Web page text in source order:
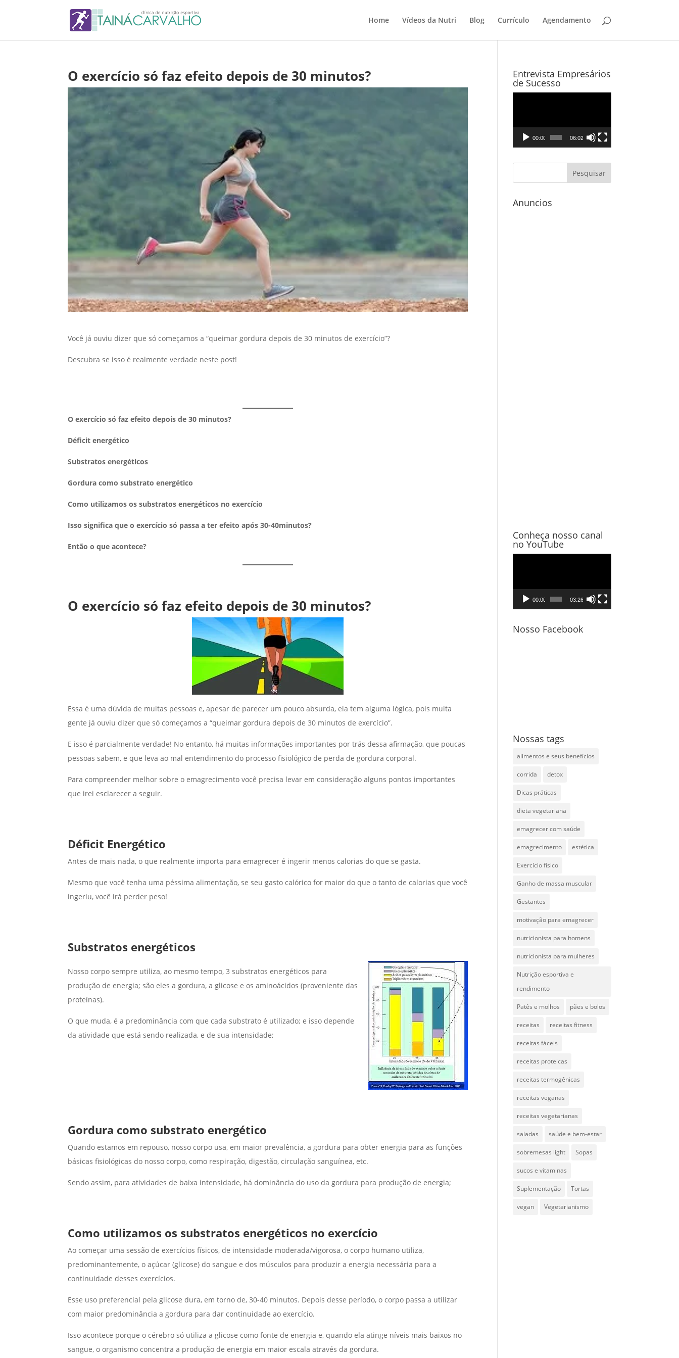
Home Vídeos da Nutri Blog Currículo Agendamento
O exercício só faz efeito depois de 30 minutos?
Você já ouviu dizer que só começamos a “queimar gordura depois de 30 minutos de exercício”?
Descubra se isso é realmente verdade neste post!
O exercício só faz efeito depois de 30 minutos?
Déficit energético
Substratos energéticos
Gordura como substrato energético
Como utilizamos os substratos energéticos no exercício
Isso significa que o exercício só passa a ter efeito após 30-40minutos?
Então o que acontece?
O exercício só faz efeito depois de 30 minutos?
Essa é uma dúvida de muitas pessoas e, apesar de parecer um pouco absurda, ela tem alguma lógica, pois muita
gente já ouviu dizer que só começamos a “queimar gordura depois de 30 minutos de exercício”.
E isso é parcialmente verdade! No entanto, há muitas informações importantes por trás dessa afirmação, que poucas
pessoas sabem, e que leva ao mal entendimento do processo fisiológico de perda de gordura corporal.
Para compreender melhor sobre o emagrecimento você precisa levar em consideração alguns pontos importantes
que irei esclarecer a seguir.
Déficit Energético
Antes de mais nada, o que realmente importa para emagrecer é ingerir menos calorias do que se gasta.
Mesmo que você tenha uma péssima alimentação, se seu gasto calórico for maior do que o tanto de calorias que você
ingeriu, você irá perder peso!
Substratos energéticos
Nosso corpo sempre utiliza, ao mesmo tempo, 3 substratos energéticos para
produção de energia; são eles a gordura, a glicose e os aminoácidos (proveniente das
proteínas).
O que muda, é a predominância com que cada substrato é utilizado; e isso depende
da atividade que está sendo realizada, e de sua intensidade;
Gordura como substrato energético
Quando estamos em repouso, nosso corpo usa, em maior prevalência, a gordura para obter energia para as funções
básicas fisiológicas do nosso corpo, como respiração, digestão, circulação sanguínea, etc.
Sendo assim, para atividades de baixa intensidade, há dominância do uso da gordura para produção de energia;
Como utilizamos os substratos energéticos no exercício
Ao começar uma sessão de exercícios físicos, de intensidade moderada/vigorosa, o corpo humano utiliza,
predominantemente, o açúcar (glicose) do sangue e dos músculos para produzir a energia necessária para a
continuidade desses exercícios.
Esse uso preferencial pela glicose dura, em torno de, 30-40 minutos. Depois desse período, o corpo passa a utilizar
com maior predominância a gordura para dar continuidade ao exercício.
Isso acontece porque o cérebro só utiliza a glicose como fonte de energia e, quando ela atinge níveis mais baixos no
sangue, o organismo concentra a produção de energia em maior escala através da gordura.
Entrevista Empresários
de Sucesso
vídeo
00:00 06:02
Anuncios
Conheça nosso canal
no YouTube
vídeo
00:00 03:26
Nosso Facebook
Nossas tags
alimentos e seus benefícios
corrida detox
Dicas práticas
dieta vegetariana
emagrecer com saúde
emagrecimento estética
Exercício físico
Ganho de massa muscular
Gestantes
motivação para emagrecer
nutricionista para homens
nutricionista para mulheres
Nutrição esportiva e
rendimento
Patês e molhos pães e bolos
receitas receitas fitness
receitas fáceis
receitas proteicas
receitas termogênicas
receitas veganas
receitas vegetarianas
saladas saúde e bem-estar
sobremesas light Sopas
sucos e vitaminas
Suplementação Tortas
vegan Vegetarianismo